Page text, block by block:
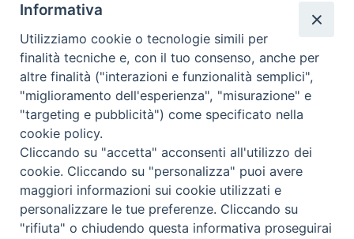
all’Anno Accademico
2024-2025
17 Settembre 2024:
Apertura Anno Pastorale
in Cattedrale
© 2018 Diocesi di Aversa
Informativa
Utilizziamo cookie o tecnologie simili per
finalità tecniche e, con il tuo consenso, anche per
altre finalità ("interazioni e funzionalità semplici",
"miglioramento dell'esperienza", "misurazione" e
"targeting e pubblicità") come specificato nella
cookie policy.
Cliccando su "accetta" acconsenti all'utilizzo dei
cookie. Cliccando su "personalizza" puoi avere
maggiori informazioni sui cookie utilizzati e
personalizzare le tue preferenze. Cliccando su
"rifiuta" o chiudendo questa informativa proseguirai